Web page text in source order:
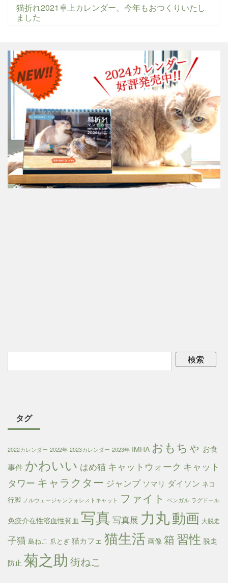
猫折れ2021卓上カレンダー、今年もおつくりいたし
ました
タグ
2022カレンダー 2022年 2023カレンダー 2023年 IMHA おもちゃ お食
事件 かわいい はめ猫 キャットウォーク キャット
タワー キャラクター ジャンプ ソマリ ダイソン ネコ
行脚 ノルウェージャンフォレストキャット ファイト ベンガル ラグドール
免疫介在性溶血性貧血 写真 写真展 力丸動画 大脱走
子猫 島ねこ 爪とぎ 猫カフェ 猫生活 画像 箱 習性 脱走
防止 菊之助 街ねこ